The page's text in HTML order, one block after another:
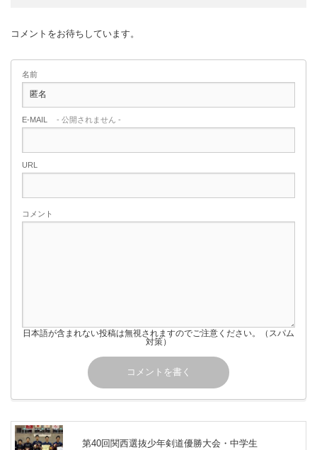
コメントをお待ちしています。
名前
E-MAIL - 公開されません -
URL
コメント
日本語が含まれない投稿は無視されますのでご注意ください。（スパム
対策）
第40回関西選抜少年剣道優勝大会・中学生